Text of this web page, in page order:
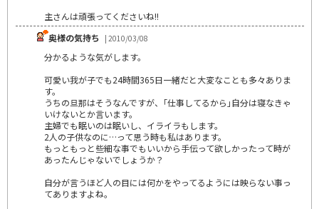
主さんは頑張ってくださいね!!
奥様の気持ち | 2010/03/08
分かるような気がします。
可愛い我が子でも24時間365日一緒だと大変なことも多々ありま
す。
うちの旦那はそうなんですが、｢仕事してるから｣自分は寝なきゃ
いけないとか言います。
主婦でも眠いのは眠いし、イライラもします。
2人の子供なのに…って思う時も私はあります。
もっともっと些細な事でもいいから手伝って欲しかったって時が
あったんじゃないでしょうか？
自分が言うほど人の目には何かをやってるようには映らない事っ
てありますよね。